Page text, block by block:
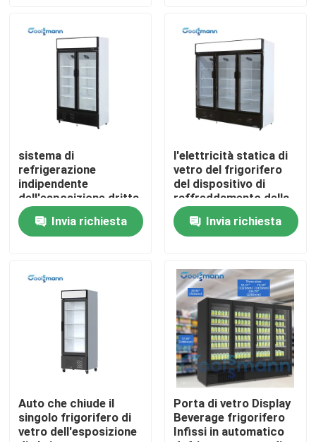
Casa
Prodotti
Circa noi
Giro della fabbrica
Contattici
Richieda una citazione
Refrigeratore aperto multipiano
Refrigeratore aperto dell'esposizione
sistema di
refrigerazione
indipendente
dell'esposizione dritta
del dispositivo di
raffreddamento della
porta di vetro
Invia richiesta
l'elettricità statica di
vetro del frigorifero
del dispositivo di
raffreddamento della
porta 862L con la
bevanda del fan
visualizza
di 2m
Invia richiesta
Auto che chiude il
singolo frigorifero di
vetro dell'esposizione
Porta di vetro Display
Beverage frigorifero
Infissi in automatico